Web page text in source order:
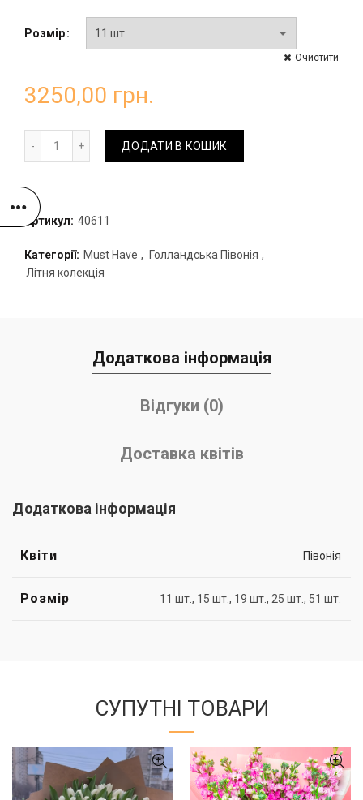
Розмір
Очистити
3250,00 грн.
ДОДАТИ В КОШИК
Артикул: 40611
Категорії: Must Have , Голландська Півонія ,
Літня колекція
Додаткова інформація
Відгуки (0)
Доставка квітів
Додаткова інформація
Квіти Півонія
Розмір 11 шт., 15 шт., 19 шт., 25 шт., 51 шт.
СУПУТНІ ТОВАРИ